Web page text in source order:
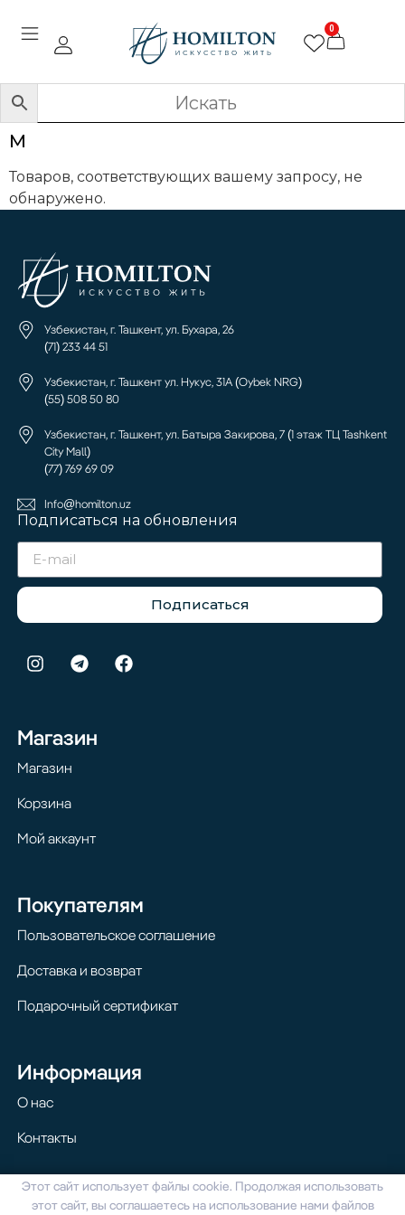
0
M
Товаров, соответствующих вашему запросу, не
обнаружено.
Узбекистан, г. Ташкент, ул. Бухара, 26
(71) 233 44 51
Узбекистан, г. Ташкент ул. Нукус, 31А (Oybek NRG)
(55) 508 50 80
Узбекистан, г. Ташкент, ул. Батыра Закирова, 7 (1 этаж ТЦ Tashkent
City Mall)
(77) 769 69 09
Info@homilton.uz
Подписаться на обновления
Подписаться
Магазин
Магазин
Корзина
Мой аккаунт
Покупателям
Пользовательское соглашение
Доставка и возврат
Подарочный сертификат
Информация
О нас
Контакты
© 2024 Homilton. Все права защищены
Этот сайт использует файлы cookie. Продолжая использовать
этот сайт, вы соглашаетесь на использование нами файлов